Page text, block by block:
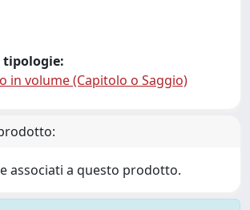
tipologie:
in volume (Capitolo o Saggio)
associati a questo prodotto.